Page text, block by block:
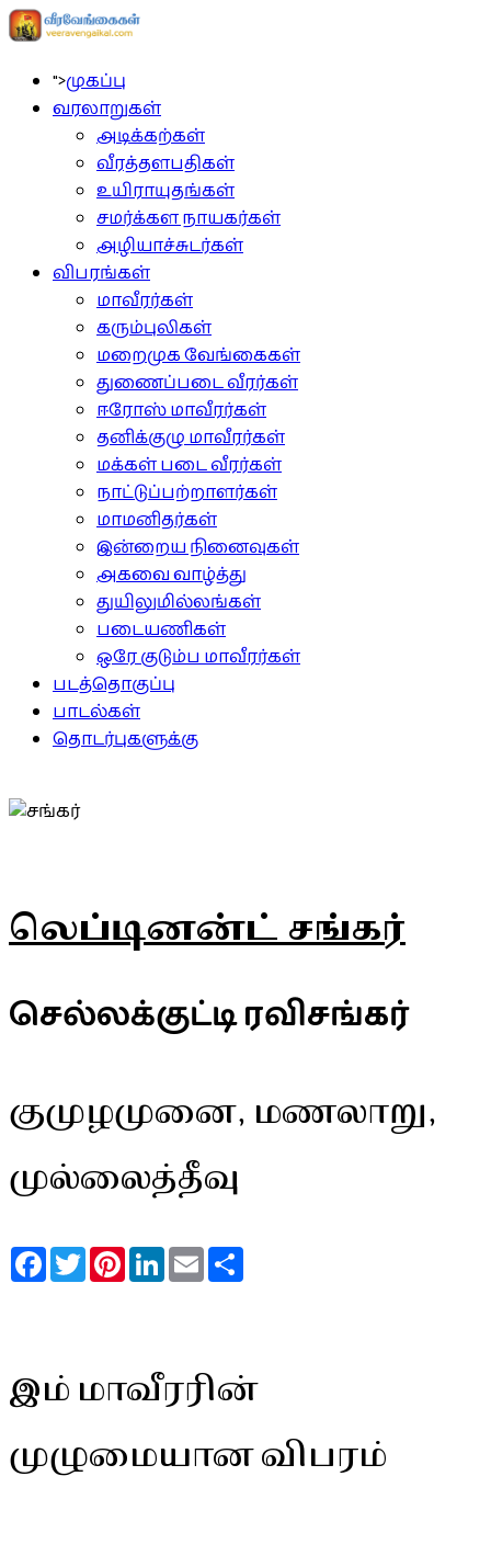
">முகப்பு
வரலாறுகள்
அடிக்கற்கள்
வீரத்தளபதிகள்
உயிராயுதங்கள்
சமர்க்கள நாயகர்கள்
அழியாச்சுடர்கள்
விபரங்கள்
மாவீரர்கள்
கரும்புலிகள்
மறைமுக வேங்கைகள்
துணைப்படை வீரர்கள்
ஈரோஸ் மாவீரர்கள்
தனிக்குழு மாவீரர்கள்
மக்கள் படை வீரர்கள்
நாட்டுப்பற்றாளர்கள்
மாமனிதர்கள்
இன்றைய நினைவுகள்
அகவை வாழ்த்து
துயிலுமில்லங்கள்
படையணிகள்
ஒரே குடும்ப மாவீரர்கள்
படத்தொகுப்பு
பாடல்கள்
தொடர்புகளுக்கு
லெப்டினன்ட் சங்கர்
செல்லக்குட்டி ரவிசங்கர்
குமுழமுனை, மணலாறு,
முல்லைத்தீவு
FacebookTwitterPinterestLinkedInEmail
இம் மாவீரரின்
முழுமையான விபரம்